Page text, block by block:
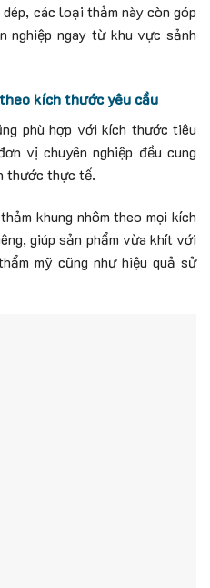
các loại thảm này còn góp
nghiệp ngay từ khu vực sảnh
kích thước yêu cầu
phù hợp với kích thước tiêu
vị chuyên nghiệp đều cung
thước thực tế.
khung nhôm theo mọi kích
giúp sản phẩm vừa khít với
mỹ cũng như hiệu quả sử